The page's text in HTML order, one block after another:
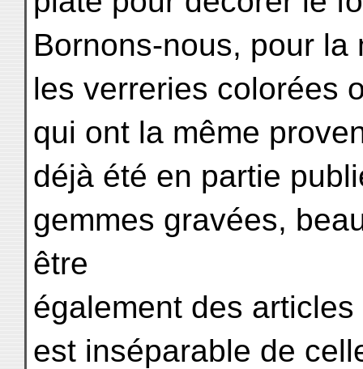
Bornons-nous, pour
les verreries colorées
qui ont la même
déjà été en partie
gemmes gravées,
être
également des
est inséparable de